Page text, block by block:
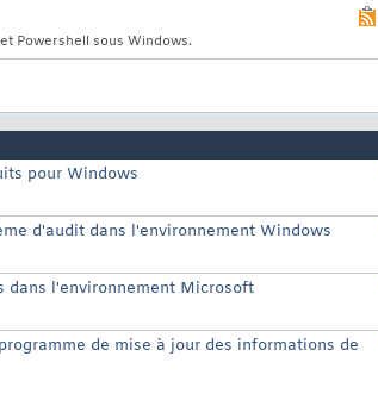
Powershell sous Windows.
pour Windows
d'audit dans l'environnement Windows
dans l'environnement Microsoft
de mise à jour des informations de